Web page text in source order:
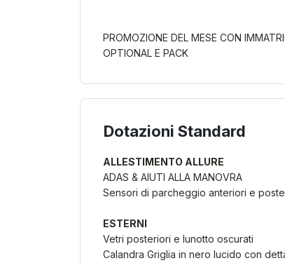
PROMOZIONE DEL MESE CON
OPTIONAL E PACK
Dotazioni Standard
ALLESTIMENTO ALLURE
ADAS & AIUTI ALLA MANOVRA
Sensori di parcheggio anteriori e
ESTERNI
Vetri posteriori e lunotto oscurati
Calandra Griglia in nero lucido con